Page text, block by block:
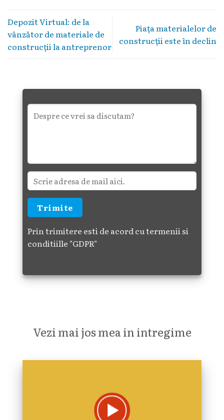
Depozit Virtual: de la
vânzător de materiale de
construcții la antreprenor
Piața materialelor de
construcții este în declin
Prin trimitere esti de acord cu termenii si
conditiille "GDPR"
Vezi mai jos mea in intregime